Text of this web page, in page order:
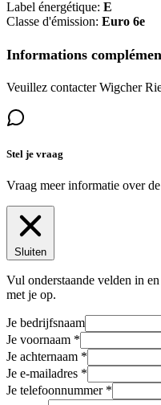
Label énergétique: E
Classe d'émission: Euro 6e
Informations
Veuillez contacter Wigcher
Stel je vraag
Vraag meer informatie over de
Sluiten
Vul onderstaande velden in
met je op.
Je bedrijfsnaam
Je voornaam
Je achternaam
Je e-mailadres
Je telefoonnummer